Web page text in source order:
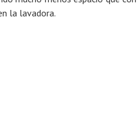
la lavadora.